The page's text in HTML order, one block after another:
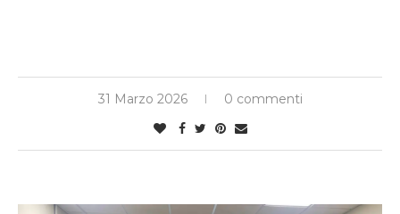
31 Marzo 2026 0 commenti